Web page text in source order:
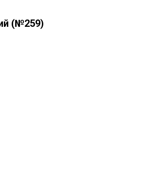
(№259)